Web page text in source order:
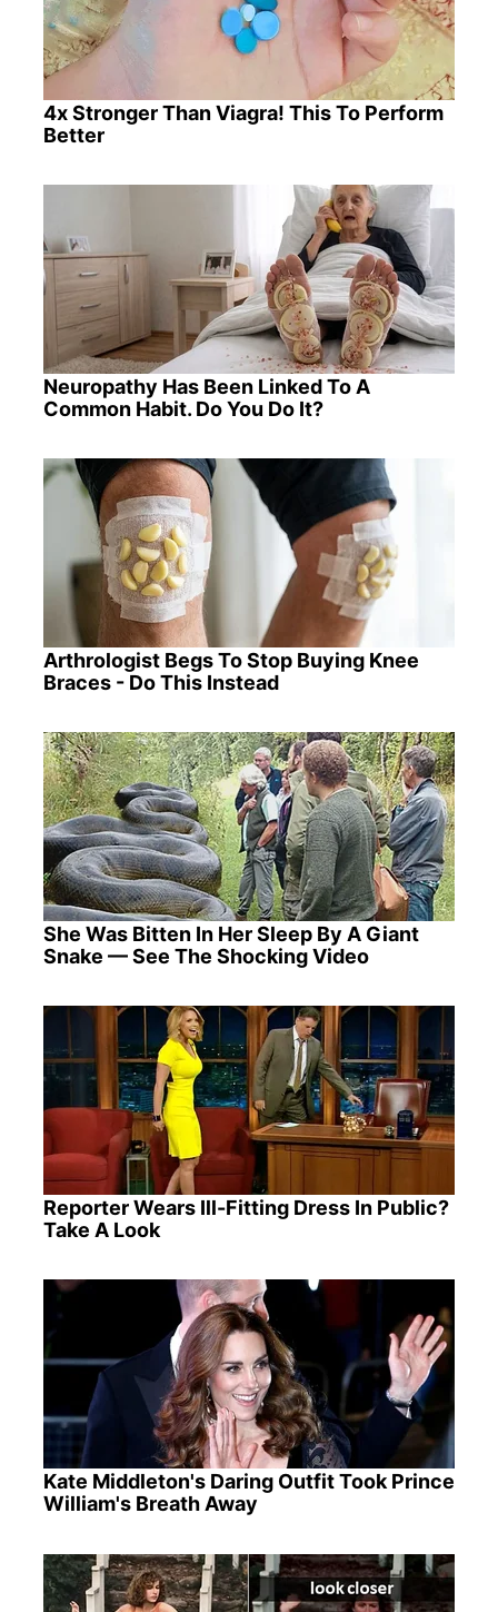
4x Stronger Than Viagra! This To Perform
Better
Neuropathy Has Been Linked To A
Common Habit. Do You Do It?
Arthrologist Begs To Stop Buying Knee
Braces - Do This Instead
She Was Bitten In Her Sleep By A Giant
Snake — See The Shocking Video
Reporter Wears Ill-Fitting Dress In Public?
Take A Look
Kate Middleton's Daring Outfit Took Prince
William's Breath Away